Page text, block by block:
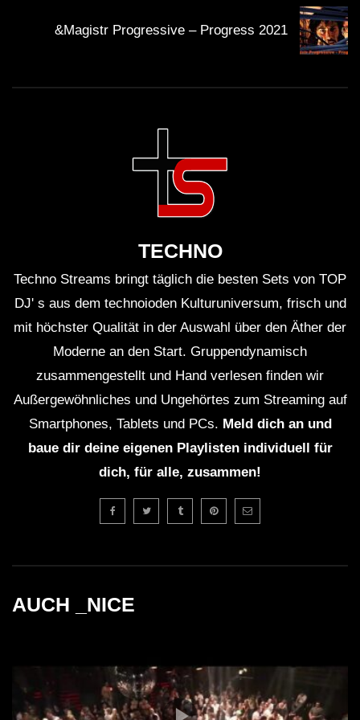
Wie geht es weiter für The Element?
weiterhin neue Musik kreiert und live auftritt, ist es
Die DJ-Szene ist im ständigen Wandel, aber eines ist
seinen Platz als einer der führenden Köpfe in der
Minimal- und Melodic-Szene gefestigt.
Fazit:
Mit einer tiefen emotionalen Verbindung zur Musik hat
The Element bewiesen, dass er weit mehr als nur ein
DJ ist. Sein künstlerisches Schaffen wird weiterhin
Millionen von Fans und Musikern inspirieren. "A
Shadow In The Ember" ist nicht nur ein Album; es ist
Resident Advisor
Tomorrowland
&Magistr Progressive – Progress 2021
TECHNO
Techno Streams bringt täglich die besten Sets von TOP
DJ' s aus dem technoioden Kulturuniversum, frisch und
mit höchster Qualität in der Auswahl über den Äther der
Moderne an den Start. Gruppendynamisch
zusammengestellt und Hand verlesen finden wir
Außergewöhnliches und Ungehörtes zum Streaming auf
Smartphones, Tablets und PCs. Meld dich an und
baue dir deine eigenen Playlisten individuell für
dich, für alle, zusammen!
AUCH _NICE